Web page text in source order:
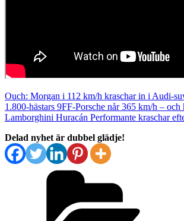
Ouch: Morgan i 112 km/h kraschar in i Audi-
1.800-hästars 9FF-Porsche når 365 km/h – och
Lamborghini Huracán Performante kraschar
Delad nyhet är dubbel glädje!